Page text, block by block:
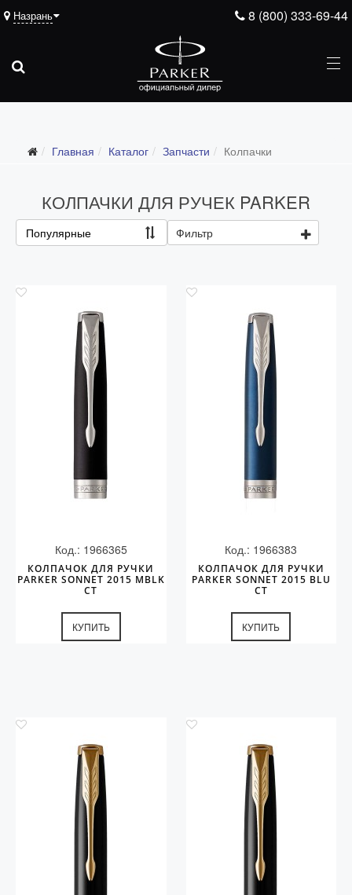
8 (800) 333-69-44
Назрань
Главная Каталог Запчасти Колпачки
КОЛПАЧКИ ДЛЯ РУЧЕК PARKER
Популярные Фильтр
Код.: 1966365
КОЛПАЧОК ДЛЯ РУЧКИ
PARKER SONNET 2015 MBLK
CT
КУПИТЬ
Код.: 1966383
КОЛПАЧОК ДЛЯ РУЧКИ
PARKER SONNET 2015 BLU
CT
КУПИТЬ
С золотым пером
Распродажа
Все запчасти
Перья
Колпачки
Механизмы
Упаковка